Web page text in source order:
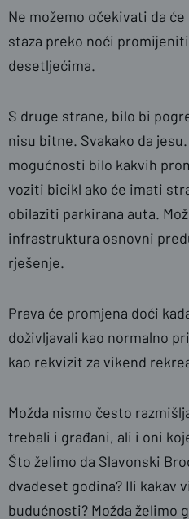
Ne možemo očekivati da
staza preko noći
desetljećima.
S druge strane, bilo bi
nisu bitne. Svakako da
mogućnosti bilo kakvih
voziti bicikl ako će imati
obilaziti parkirana auta.
infrastruktura osnovni
rješenje.
Prava će promjena doći
doživljavali kao normalno
kao rekvizit za vikend
Možda nismo često
trebali i građani, ali i oni
Što želimo da Slavonski
dvadeset godina? Ili kakav
budućnosti? Možda želimo